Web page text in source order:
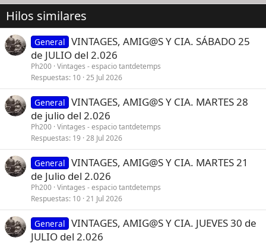
i
o
e
s
:
Hilos similares
General VINTAGES, AMIG@S Y CIA. SÁBADO 25
de JULIO del 2.026
Ph200 Vintages - espacio tantdetemps
Respuestas 10 25 Jul 2026
General VINTAGES, AMIG@S Y CIA. MARTES 28
de julio del 2.026
Ph200 Vintages - espacio tantdetemps
Respuestas 19 28 Jul 2026
General VINTAGES, AMIG@S Y CIA. MARTES 21
de Julio del 2.026
Ph200 Vintages - espacio tantdetemps
Respuestas 10 21 Jul 2026
General VINTAGES, AMIG@S Y CIA. JUEVES 30 de
JULIO del 2.026